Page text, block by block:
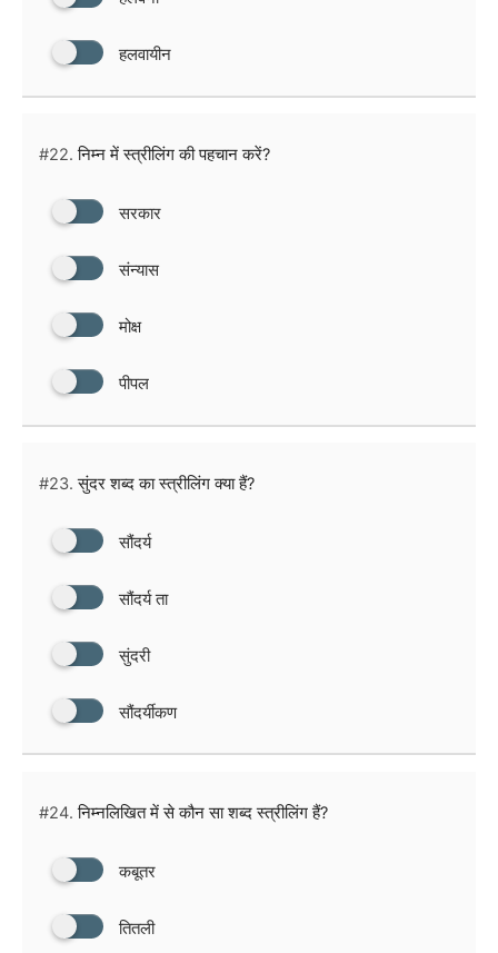
हलवायीन
#22. निम्न में स्त्रीलिंग की पहचान करें?
सरकार
संन्यास
मोक्ष
पीपल
#23. सुंदर शब्द का स्त्रीलिंग क्या हैं?
सौंदर्य
सौंदर्य ता
सुंदरी
सौंदर्यीकण
#24. निम्नलिखित में से कौन सा शब्द स्त्रीलिंग हैं?
कबूतर
तितली